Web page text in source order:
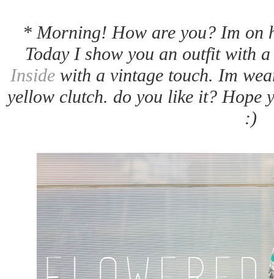
* Morning! How are you? Im on
Today I show you an outfit with
Inside with a vintage touch. Im
yellow clutch. do you like it? Hope
:)